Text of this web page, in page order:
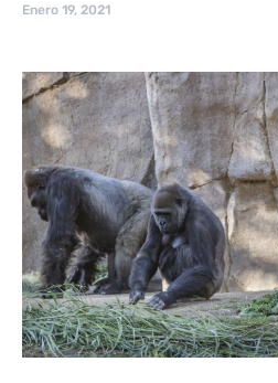
Enero 19, 2021